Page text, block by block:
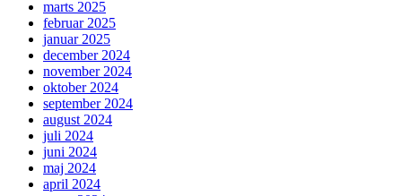
marts 2025
februar 2025
januar 2025
december 2024
november 2024
oktober 2024
september 2024
august 2024
juli 2024
juni 2024
maj 2024
april 2024